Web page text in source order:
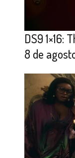
DS9 1×16:
8 de